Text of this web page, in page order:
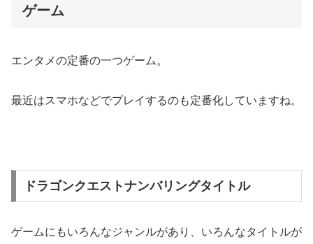
ゲーム
エンタメの定番の一つゲーム。
最近はスマホなどでプレイするのも定番化していますね。
ドラゴンクエストナンバリングタイトル
ゲームにもいろんなジャンルがあり、いろんなタイトルが